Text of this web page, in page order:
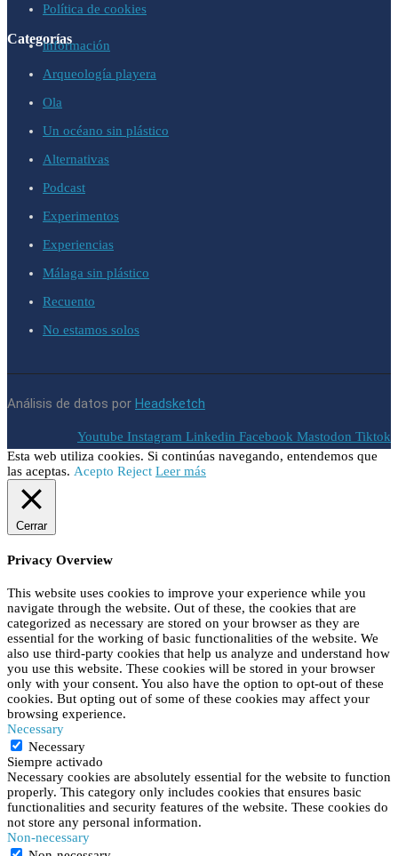
Política de cookies
Categoríasinformación
Arqueología playera
Ola
Un océano sin plástico
Alternativas
Podcast
Experimentos
Experiencias
Málaga sin plástico
Recuento
No estamos solos
Análisis de datos por Headsketch
Youtube Instagram Linkedin Facebook Mastodon Tiktok
Esta web utiliza cookies. Si continúas navegando, entendemos que
las aceptas. Acepto Reject Leer más
Cerrar
Privacy Overview
This website uses cookies to improve your experience while you
navigate through the website. Out of these, the cookies that are
categorized as necessary are stored on your browser as they are
essential for the working of basic functionalities of the website. We
also use third-party cookies that help us analyze and understand how
you use this website. These cookies will be stored in your browser
only with your consent. You also have the option to opt-out of these
cookies. But opting out of some of these cookies may affect your
browsing experience.
Necessary
Necessary
Siempre activado
Necessary cookies are absolutely essential for the website to function
properly. This category only includes cookies that ensures basic
functionalities and security features of the website. These cookies do
not store any personal information.
Non-necessary